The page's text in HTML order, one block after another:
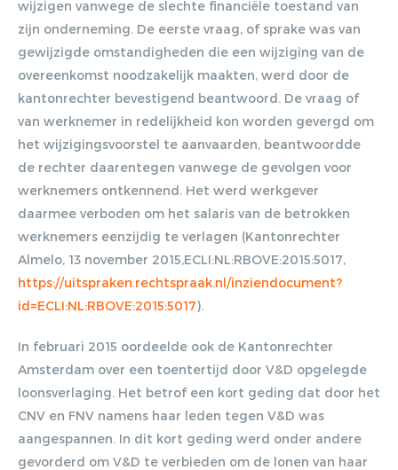
wijzigen vanwege de slechte financiële toestand van
zijn onderneming. De eerste vraag, of sprake was van
gewijzigde omstandigheden die een wijziging van de
overeenkomst noodzakelijk maakten, werd door de
kantonrechter bevestigend beantwoord. De vraag of
van werknemer in redelijkheid kon worden gevergd om
het wijzigingsvoorstel te aanvaarden, beantwoordde
de rechter daarentegen vanwege de gevolgen voor
werknemers ontkennend. Het werd werkgever
daarmee verboden om het salaris van de betrokken
werknemers eenzijdig te verlagen (Kantonrechter
Almelo, 13 november 2015,ECLI:NL:RBOVE:2015:5017,
https://uitspraken.rechtspraak.nl/inziendocument?
id=ECLI:NL:RBOVE:2015:5017).
In februari 2015 oordeelde ook de Kantonrechter
Amsterdam over een toentertijd door V&D opgelegde
loonsverlaging. Het betrof een kort geding dat door het
CNV en FNV namens haar leden tegen V&D was
aangespannen. In dit kort geding werd onder andere
gevorderd om V&D te verbieden om de lonen van haar